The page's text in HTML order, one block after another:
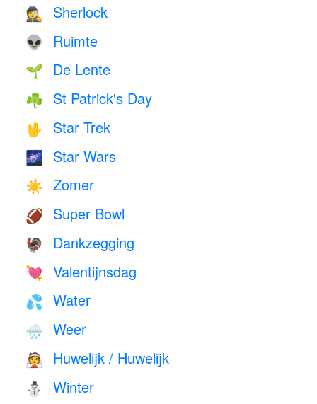
🕵️ Sherlock
👽 Ruimte
🌱 De Lente
☘️ St Patrick's Day
🖖 Star Trek
🌌 Star Wars
☀️ Zomer
🏈 Super Bowl
🦃 Dankzegging
💘 Valentijnsdag
💦 Water
🌧 Weer
👰 Huwelijk / Huwelijk
⛄ Winter